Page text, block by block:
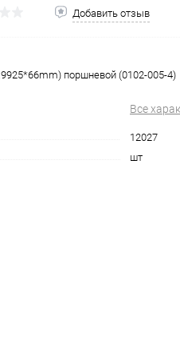
Добавить отзыв
поршневой (0102-005-4)
Все
12027
шт